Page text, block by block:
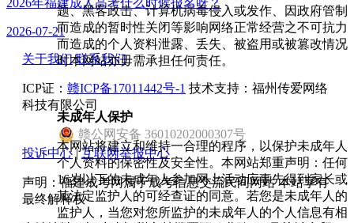
题、黑客政击、计算机病毒侵入或发作、因政府管制
而造成的暂时性关闭等影响网络正常经营之不可抗力
而造成的个人资料泄露、丢失、被盗用或被篡改情况
时本网站亦毋需承担任何责任。
未成年人保护
本网站将建立和维持一合理的程序，以保护未成年人
个人资料的保密性及安全性。本网站郑重声明：任何
16岁以下的未成年人参加网上活动应事先得到家长或
其法定监护人的可经查证的同意。若您是未成年人的
监护人，当您对您所监护的未成年人的个人信息有相
2026年福建成人高考什么时候报名呀？
2026-07-21
关于我们 联系我们
ICP证： 赣ICP备17011442号-1 技术支持：福州传爱网络
科技有限公司
赣公网安备 36010202000307号
投诉中心|互联网举报中心
声明：福建成考网属于成考信息交流民间网站 本站享有
最终解释权